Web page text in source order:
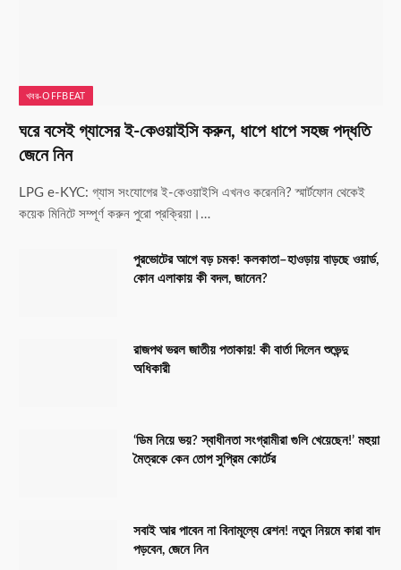
খবর-OFFBEAT
ঘরে বসেই গ্যাসের ই-কেওয়াইসি করুন, ধাপে ধাপে সহজ পদ্ধতি
জেনে নিন
LPG e-KYC: গ্যাস সংযোগের ই-কেওয়াইসি এখনও করেননি? স্মার্টফোন থেকেই
কয়েক মিনিটে সম্পূর্ণ করুন পুরো প্রক্রিয়া।…
পুরভোটের আগে বড় চমক! কলকাতা–হাওড়ায় বাড়ছে ওয়ার্ড,
কোন এলাকায় কী বদল, জানেন?
রাজপথ ভরল জাতীয় পতাকায়! কী বার্তা দিলেন শুভেন্দু
অধিকারী
‘ডিম নিয়ে ভয়? স্বাধীনতা সংগ্রামীরা গুলি খেয়েছেন!’ মহুয়া
মৈত্রকে কেন তোপ সুপ্রিম কোর্টের
সবাই আর পাবেন না বিনামূল্যে রেশন! নতুন নিয়মে কারা বাদ
পড়বেন, জেনে নিন